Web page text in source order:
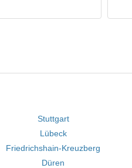
Stuttgart
Lübeck
Friedrichshain-Kreuzberg
Düren